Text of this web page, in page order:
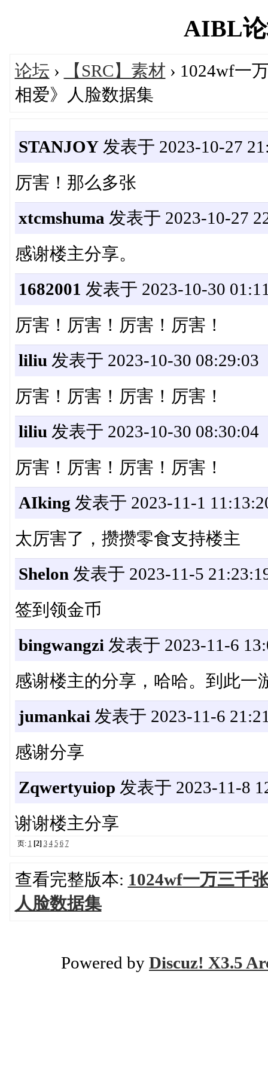
AIBL
论坛 › 【SRC】素材 › 1024wf一
相爱》人脸数据集
STANJOY发表于 2023-10-27
厉害！那么多张
xtcmshuma 发表于 2023-10-27
感谢楼主分享。
1682001 发表于 2023-10-30
厉害！厉害！厉害！厉害！
liliu 发表于 2023-10-30 08:29:03
厉害！厉害！厉害！厉害！
liliu 发表于 2023-10-30 08:30:04
厉害！厉害！厉害！厉害！
AIking 发表于 2023-11-1
太厉害了，攒攒零食支持楼主
Shelon 发表于 2023-11-5
签到领金币
bingwangzi 发表于 2023-11-6
感谢楼主的分享，哈哈。到此一
jumankai 发表于 2023-11-6
感谢分享
Zqwertyuiop 发表于 2023-11-8
谢谢楼主分享
页: 1 [2] 3 4 5 6 7
查看完整版本: 1024wf一万三千
人脸数据集
Powered by Discuz! X3.5